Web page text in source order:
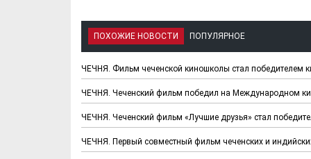
ПОХОЖИЕ НОВОСТИ ПОПУЛЯРНОЕ
ЧЕЧНЯ. Фильм чеченской киношколы стал победителем
ЧЕЧНЯ. Чеченский фильм победил на Международном
ЧЕЧНЯ. Чеченский фильм «Лучшие друзья» стал
ЧЕЧНЯ. Первый совместный фильм чеченских и